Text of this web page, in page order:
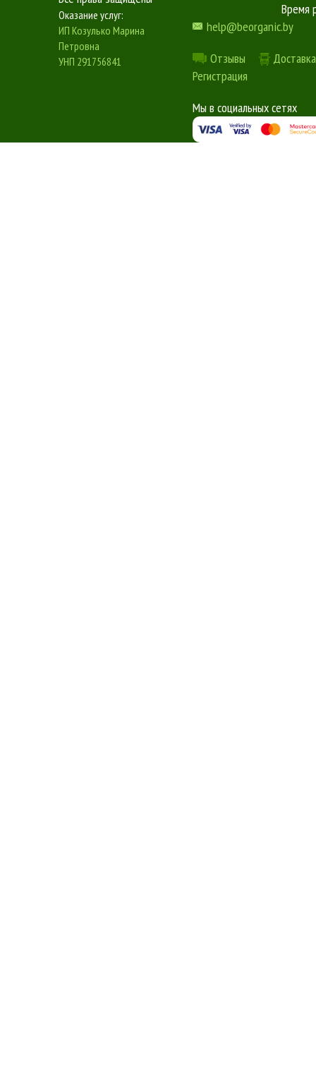
Оказание услуг:
ИП Козулько Марина
Петровна
УНП 291756841
Время
help@beorganic.by
Отзывы
Регистрация
Мы в социальных сетях